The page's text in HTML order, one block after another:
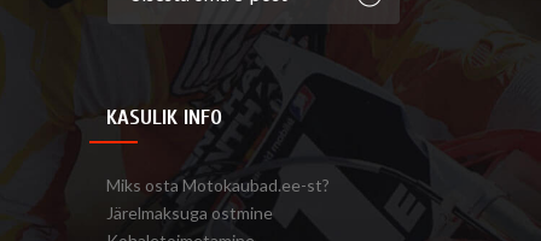
KASULIK INFO
Miks osta Motokaubad.ee-st?
Järelmaksuga ostmine